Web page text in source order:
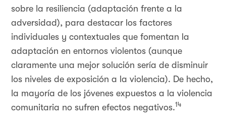
sobre la resiliencia (adaptación frente a la
adversidad), para destacar los factores
individuales y contextuales que fomentan la
adaptación en entornos violentos (aunque
claramente una mejor solución sería de disminuir
los niveles de exposición a la violencia). De hecho,
la mayoría de los jóvenes expuestos a la violencia
comunitaria no sufren efectos negativos.14